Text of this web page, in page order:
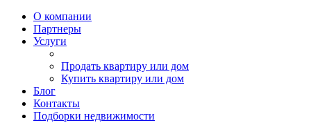
О компании
Партнеры
Услуги
Продать квартиру или дом
Купить квартиру или дом
Блог
Контакты
Подборки недвижимости